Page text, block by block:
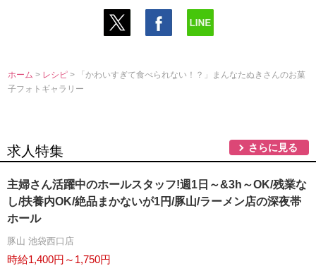
ホーム > レシピ> 「かわいすぎて食べられない！？」まんなたぬきさんのお菓
子フォトギャラリー
求人特集 さらに見る
主婦さん活躍中のホールスタッフ!週1日～&3h～OK/残業な
し/扶養内OK/絶品まかないが1円/豚山/ラーメン店の深夜帯
ホール
豚山 池袋西口店
時給1,400円～1,750円